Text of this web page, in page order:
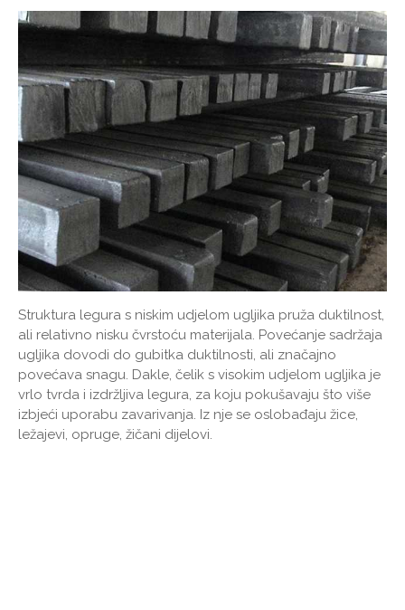
Struktura legura s niskim udjelom ugljika pruža duktilnost,
ali relativno nisku čvrstoću materijala. Povećanje sadržaja
ugljika dovodi do gubitka duktilnosti, ali značajno
povećava snagu. Dakle, čelik s visokim udjelom ugljika je
vrlo tvrda i izdržljiva legura, za koju pokušavaju što više
izbjeći uporabu zavarivanja. Iz nje se oslobađaju žice,
ležajevi, opruge, žičani dijelovi.